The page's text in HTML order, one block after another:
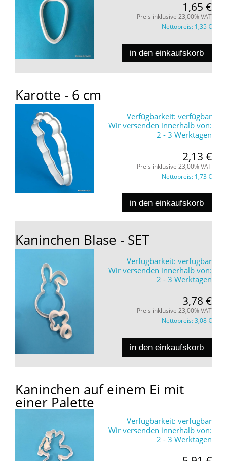
1,65 €
Preis inklusive 23,00% VAT
Nettopreis: 1,35 €
in den einkaufskorb
Karotte - 6 cm
Verfügbarkeit: verfügbar
Wir versenden innerhalb von:
2 - 3 Werktagen
2,13 €
Preis inklusive 23,00% VAT
Nettopreis: 1,73 €
in den einkaufskorb
Kaninchen Blase - SET
Verfügbarkeit: verfügbar
Wir versenden innerhalb von:
2 - 3 Werktagen
3,78 €
Preis inklusive 23,00% VAT
Nettopreis:3,08 €
in den einkaufskorb
Kaninchen auf einem Ei mit
einer Palette
Verfügbarkeit: verfügbar
Wir versenden innerhalb von:
2 - 3 Werktagen